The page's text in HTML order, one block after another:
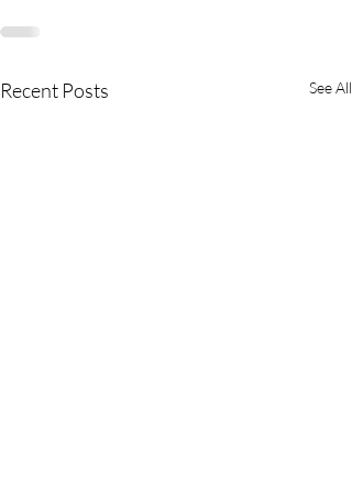
Recent Posts See All